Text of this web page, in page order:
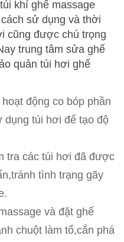
khí ghế massage
sử dụng và thời
cũng được chú trọng
trung tâm sửa ghế
quản túi hơi ghế
động co bóp phần
dụng túi hơi để tạo độ
tra các túi hơi đã được
tình trạng gãy
và đặt ghế
chuột làm tổ,cắn phá